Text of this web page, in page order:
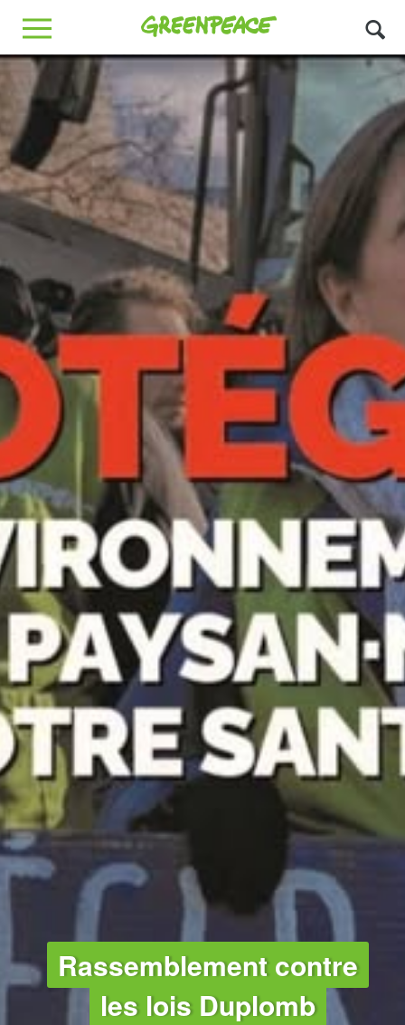
Greenpeace
MENU
Rassemblement contre
les lois Duplomb